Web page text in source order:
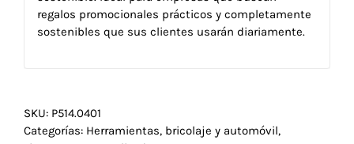
regalos promocionales prácticos y completamente
sostenibles que sus clientes usarán diariamente.
SKU: P514.0401
Categorías: Herramientas, bricolaje y automóvil,